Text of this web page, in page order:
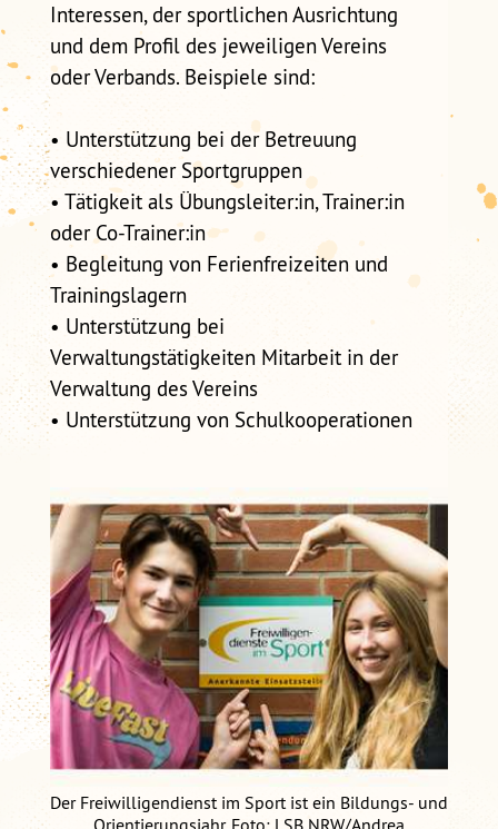
Interessen, der sportlichen Ausrichtung
und dem Profil des jeweiligen Vereins
oder Verbands. Beispiele sind:
• Unterstützung bei der Betreuung
verschiedener Sportgruppen
• Tätigkeit als Übungsleiter:in, Trainer:in
oder Co-Trainer:in
• Begleitung von Ferienfreizeiten und
Trainingslagern
• Unterstützung bei
Verwaltungstätigkeiten Mitarbeit in der
Verwaltung des Vereins
• Unterstützung von Schulkooperationen
Der Freiwilligendienst im Sport ist ein Bildungs- und